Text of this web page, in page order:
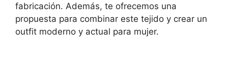
fabricación. Además, te ofrecemos una
propuesta para combinar este tejido y crear un
outfit moderno y actual para mujer.